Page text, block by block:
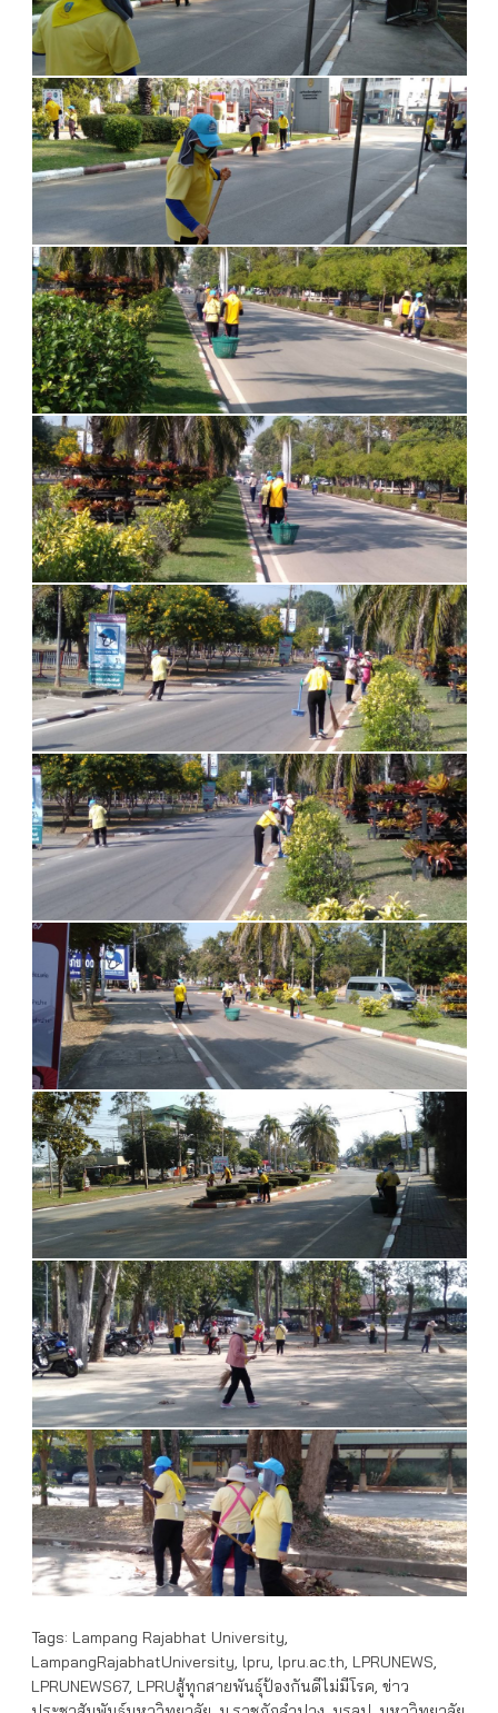
Tags: Lampang Rajabhat University,
LampangRajabhatUniversity, lpru, lpru.ac.th, LPRUNEWS,
LPRUNEWS67, LPRUสู้ทุกสายพันธุ์ป้องกันดีไม่มีโรค, ข่าว